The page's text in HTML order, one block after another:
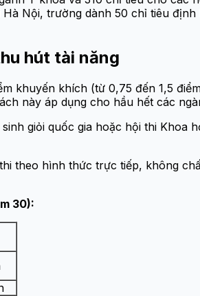
Nội, trường dành 50 chỉ tiêu
hút tài năng
khuyến khích (từ 0,75 đến 1,5
này áp dụng cho hầu hết các
giỏi quốc gia hoặc hội thi
theo hình thức trực tiếp, không
30):